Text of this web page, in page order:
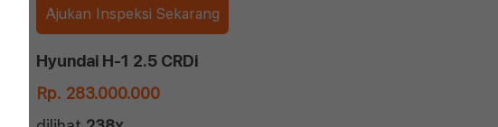
Ajukan Inspeksi Sekarang
Hyundai H-1 2.5 CRDi
Rp. 283.000.000